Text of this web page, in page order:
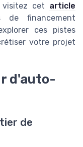
visitez cet article
financement
ces pistes
votre projet
d'auto-
de